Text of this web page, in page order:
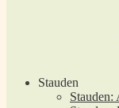
Stauden
Stauden: